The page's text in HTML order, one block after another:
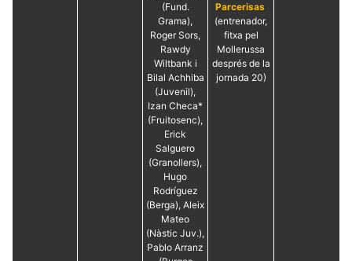
(Fund.
Grama),
Roger Sors,
Rawdy
Wiltbank i
Bilal Achhiba
(Juvenil),
Izan Checa*
(Fruitosenc),
Erick
Salguero
(Granollers),
Hugo
Rodríguez
(Berga), Aleix
Mateo
(Nàstic Juv.),
Pablo Arranz
Parcerisas
(entrenador,
fitxa pel
Mollerussa
després de la
jornada 20)